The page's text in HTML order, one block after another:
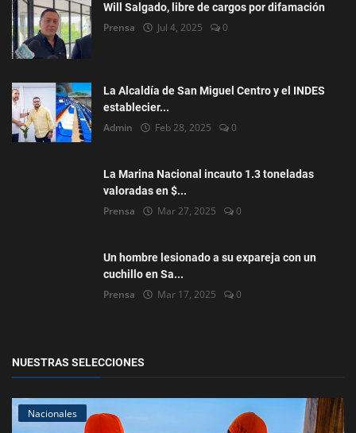
Will Salgado, libre de cargos por difamación
Prensa Jul 4, 2025 0
La Alcaldía de San Miguel Centro y el INDES
establecier...
Admin Feb 28, 2025 0
La Marina Nacional incauto 1.3 toneladas
valoradas en $...
Prensa Mar 27, 2025 0
Un hombre lesionado a su expareja con un
cuchillo en Sa...
Prensa Mar 17, 2025 0
NUESTRAS SELECCIONES
Nacionales